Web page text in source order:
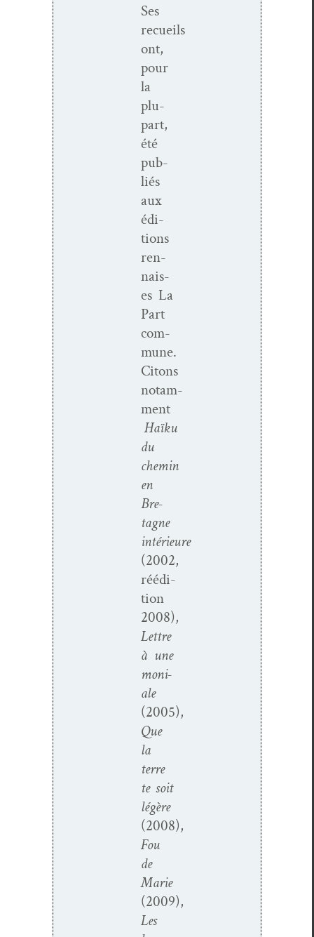
Ses
recueils
ont,
pour
la
plu­
part,
été
pub­
liés
aux
édi­
tions
ren­
nais­
es La
Part
com­
mune.
Citons
notam­
ment
Haïku
du
chemin
en
Bre­
tagne
intérieure
(2002,
réédi­
tion
2008),
Let­tre
à une
moni­
ale
(2005),
Que
la
terre
te soit
légère
(2008),
Fou
de
Marie
(2009),
Les